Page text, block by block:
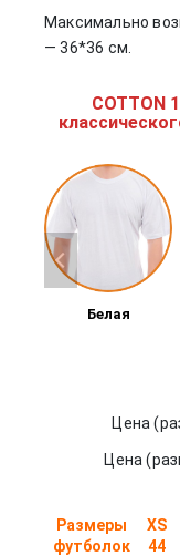
Максимально
— 36*36 см.
COTTON
Белая
Цена
Цена
Размеры
футболок
XS
44